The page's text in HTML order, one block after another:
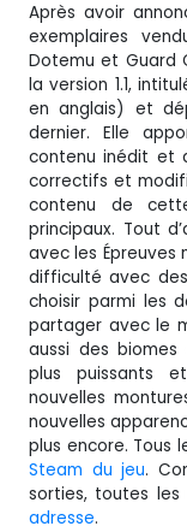
Après avoir
exemplaires
Dotemu et Guard
la version 1.1,
en anglais) et
dernier. Elle
contenu inédit et
correctifs et
contenu de
principaux. Tout
avec les
difficulté avec
choisir parmi les
partager avec le
aussi des biomes
plus puissants
nouvelles
nouvelles
plus encore. Tous
Steam du jeu.
sorties, toutes les
adresse.